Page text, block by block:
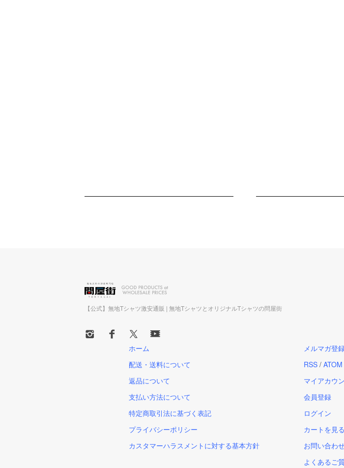
【公式】無地Tシャツ激安通販 | 無地TシャツとオリジナルTシャツの問屋街
ホーム
配送・送料について
返品について
支払い方法について
特定商取引法に基づく表記
プライバシーポリシー
カスタマーハラスメントに対する基本方針
メルマガ登
RSS / ATOM
マイアカウ
会員登録
ログイン
カートを見る
お問い合わ
よくあるご